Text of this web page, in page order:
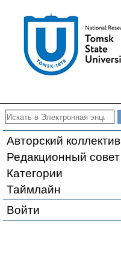
Авторский коллектив
Редакционный совет
Категории
Таймлайн
Войти